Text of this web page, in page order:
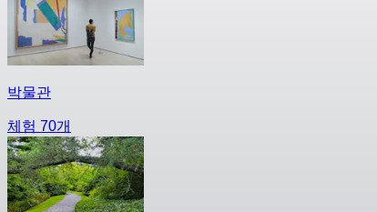
박물관
체험 70개